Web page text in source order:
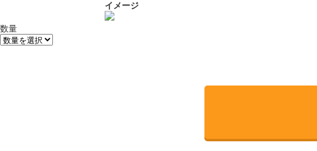
イメージ
数量